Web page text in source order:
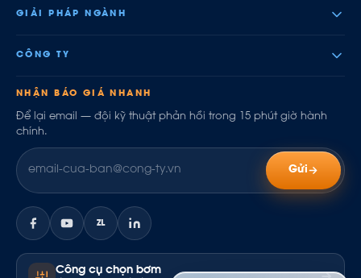
GIẢI PHÁP NGÀNH
CÔNG TY
NHẬN BÁO GIÁ NHANH
Để lại email — đội kỹ thuật phản hồi trong 15 phút giờ hành
chính.
Gửi
ZL
Công cụ chọn bơm